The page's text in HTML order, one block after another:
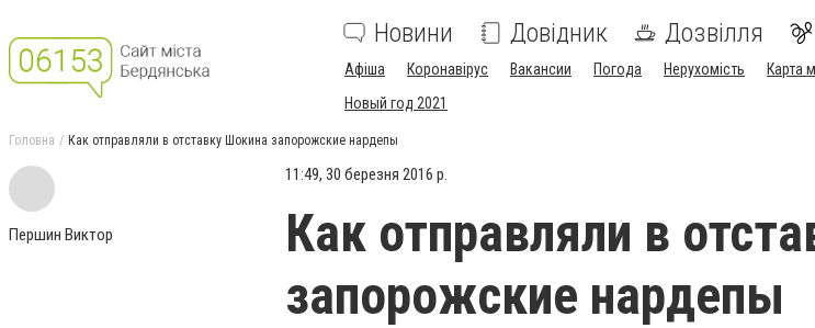
Новини Довідник Дозвілля
Афіша Коронавірус Вакансии Погода Нерухомість Карта
Новый год 2021
Головна Как отправляли в отставку Шокина запорожские нардепы
Першин Виктор
11:49, 30 березня 2016 р.
Как отправляли в
запорожские нардепы